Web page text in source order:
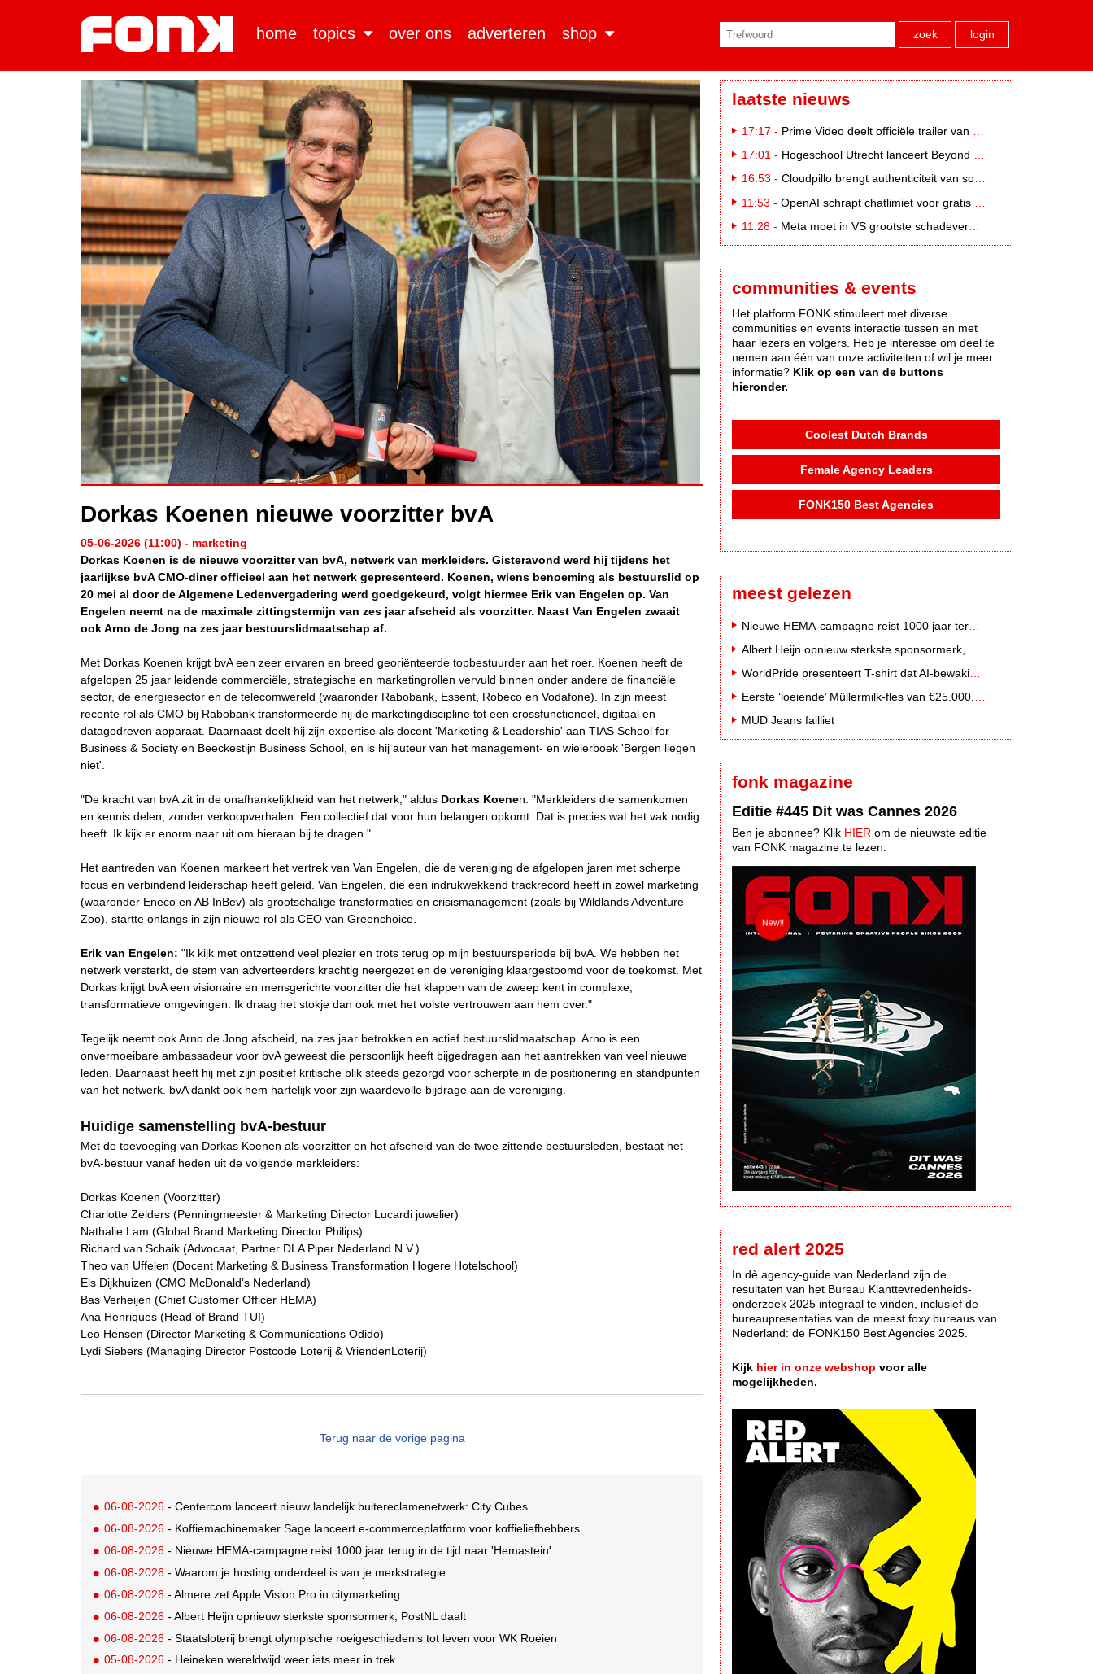
home topics over ons adverteren shop zoek login
Dorkas Koenen nieuwe voorzitter bvA
05-06-2026 (11:00) - marketing
Dorkas Koenen is de nieuwe voorzitter van bvA, netwerk van merkleiders. Gisteravond werd hij tijdens het
jaarlijkse bvA CMO-diner officieel aan het netwerk gepresenteerd. Koenen, wiens benoeming als bestuurslid op
20 mei al door de Algemene Ledenvergadering werd goedgekeurd, volgt hiermee Erik van Engelen op. Van
Engelen neemt na de maximale zittingstermijn van zes jaar afscheid als voorzitter. Naast Van Engelen zwaait
ook Arno de Jong na zes jaar bestuurslidmaatschap af.
Met Dorkas Koenen krijgt bvA een zeer ervaren en breed georiënteerde topbestuurder aan het roer. Koenen heeft de
afgelopen 25 jaar leidende commerciële, strategische en marketingrollen vervuld binnen onder andere de financiële
sector, de energiesector en de telecomwereld (waaronder Rabobank, Essent, Robeco en Vodafone). In zijn meest
recente rol als CMO bij Rabobank transformeerde hij de marketingdiscipline tot een crossfunctioneel, digitaal en
datagedreven apparaat. Daarnaast deelt hij zijn expertise als docent 'Marketing & Leadership' aan TIAS School for
Business & Society en Beeckestijn Business School, en is hij auteur van het management- en wielerboek 'Bergen liegen
niet'.
"De kracht van bvA zit in de onafhankelijkheid van het netwerk," aldus Dorkas Koenen. "Merkleiders die samenkomen
en kennis delen, zonder verkoopverhalen. Een collectief dat voor hun belangen opkomt. Dat is precies wat het vak nodig
heeft. Ik kijk er enorm naar uit om hieraan bij te dragen."
Het aantreden van Koenen markeert het vertrek van Van Engelen, die de vereniging de afgelopen jaren met scherpe
focus en verbindend leiderschap heeft geleid. Van Engelen, die een indrukwekkend trackrecord heeft in zowel marketing
(waaronder Eneco en AB InBev) als grootschalige transformaties en crisismanagement (zoals bij Wildlands Adventure
Zoo), startte onlangs in zijn nieuwe rol als CEO van Greenchoice.
Erik van Engelen: "Ik kijk met ontzettend veel plezier en trots terug op mijn bestuursperiode bij bvA. We hebben het
netwerk versterkt, de stem van adverteerders krachtig neergezet en de vereniging klaargestoomd voor de toekomst. Met
Dorkas krijgt bvA een visionaire en mensgerichte voorzitter die het klappen van de zweep kent in complexe,
transformatieve omgevingen. Ik draag het stokje dan ook met het volste vertrouwen aan hem over."
Tegelijk neemt ook Arno de Jong afscheid, na zes jaar betrokken en actief bestuurslidmaatschap. Arno is een
onvermoeibare ambassadeur voor bvA geweest die persoonlijk heeft bijgedragen aan het aantrekken van veel nieuwe
leden. Daarnaast heeft hij met zijn positief kritische blik steeds gezorgd voor scherpte in de positionering en standpunten
van het netwerk. bvA dankt ook hem hartelijk voor zijn waardevolle bijdrage aan de vereniging.
Huidige samenstelling bvA-bestuur
Met de toevoeging van Dorkas Koenen als voorzitter en het afscheid van de twee zittende bestuursleden, bestaat het
bvA-bestuur vanaf heden uit de volgende merkleiders:
Dorkas Koenen (Voorzitter)
Charlotte Zelders (Penningmeester & Marketing Director Lucardi juwelier)
Nathalie Lam (Global Brand Marketing Director Philips)
Richard van Schaik (Advocaat, Partner DLA Piper Nederland N.V.)
Theo van Uffelen (Docent Marketing & Business Transformation Hogere Hotelschool)
Els Dijkhuizen (CMO McDonald’s Nederland)
Bas Verheijen (Chief Customer Officer HEMA)
Ana Henriques (Head of Brand TUI)
Leo Hensen (Director Marketing & Communications Odido)
Lydi Siebers (Managing Director Postcode Loterij & VriendenLoterij)
Terug naar de vorige pagina
06-08-2026 - Centercom lanceert nieuw landelijk buitereclamenetwerk: City Cubes
06-08-2026 - Koffiemachinemaker Sage lanceert e-commerceplatform voor koffieliefhebbers
06-08-2026 - Nieuwe HEMA-campagne reist 1000 jaar terug in de tijd naar 'Hemastein'
06-08-2026 - Waarom je hosting onderdeel is van je merkstrategie
06-08-2026 - Almere zet Apple Vision Pro in citymarketing
06-08-2026 - Albert Heijn opnieuw sterkste sponsormerk, PostNL daalt
06-08-2026 - Staatsloterij brengt olympische roeigeschiedenis tot leven voor WK Roeien
05-08-2026 - Heineken wereldwijd weer iets meer in trek
laatste nieuws
17:17 - Prime Video deelt officiële trailer van L*VE KLEINE
17:01 - Hogeschool Utrecht lanceert Beyond Campus binnen International Creative Business
16:53 - Cloudpillo brengt authenticiteit van social naar tv
11:53 - OpenAI schrapt chatlimiet voor gratis ChatGPT-gebruikers
11:28 - Meta moet in VS grootste schadevergoeding ooit betalen: 567 miljoen dollar
communities & events
Het platform FONK stimuleert met diverse
communities en events interactie tussen en met
haar lezers en volgers. Heb je interesse om deel te
nemen aan één van onze activiteiten of wil je meer
informatie? Klik op een van de buttons
hieronder.
Coolest Dutch Brands
Female Agency Leaders
FONK150 Best Agencies
meest gelezen
MUD Jeans failliet
fonk magazine
Editie #445 Dit was Cannes 2026
Ben je abonnee? Klik HIER om de nieuwste editie
van FONK magazine te lezen.
red alert 2025
In dè agency-guide van Nederland zijn de
resultaten van het Bureau Klanttevredenheids-
onderzoek 2025 integraal te vinden, inclusief de
bureaupresentaties van de meest foxy bureaus van
Nederland: de FONK150 Best Agencies 2025.
Kijk hier in onze webshop voor alle
mogelijkheden.